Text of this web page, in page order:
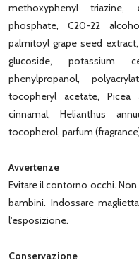
methoxyphenyl triazine,
phosphate, C20-22
palmitoyl grape seed
glucoside, potassium
phenylpropanol,
tocopheryl acetate,
cinnamal, Helianthus
tocopherol, parfum
Avvertenze
Evitare il contorno occhi.
bambini. Indossare
l'esposizione.
Conservazione